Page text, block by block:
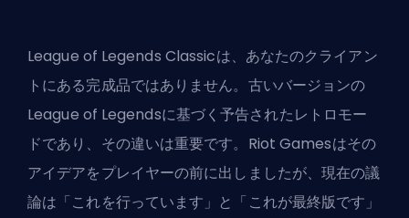
League of Legends Classicは、あなたのクライアン
トにある完成品ではありません。古いバージョンの
League of Legendsに基づく予告されたレトロモー
ドであり、その違いは重要です。Riot Gamesはその
アイデアをプレイヤーの前に出しましたが、現在の議
論は「これを行っています」と「これが最終版です」